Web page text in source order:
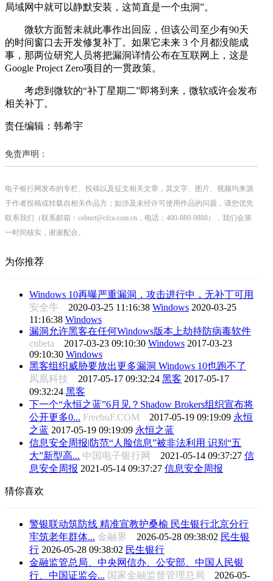
局域网中就可以静默安装，这简直是一个虫洞”。
微软方面暂未就此事作出回应，但该公司至少有90天
的时间窗口去开发修复补丁。如果它未来 3 个月都没能成
事，那两位研究人员将把漏洞详情公布在互联网上，这是
Google Project Zero项目的一贯政策。
考虑到微软的“补丁星期二”即将到来，微软或许会发布
相关补丁。
责任编辑：韩希宇
免责声明：
电子银行网发布的专栏、投稿以及征文相关文章，其文字、图片、视频均来源
于作者投稿或转载自相关作品方；如涉及未经许可使用作品的问题，请您优先
联系我们（联系邮箱：cebnet@cfca.com.cn，电话：400-880-9888），我们会第
一时间核实，谢谢配合。
为你推荐
Windows 10再曝严重漏洞，攻击进行中，无补丁可用
安全牛 2020-03-25 11:16:38 Windows 2020-03-25
11:16:38 Windows
漏洞允许黑客在任何Windows版本上劫持防病毒软件
cnbeta 2017-03-23 09:10:30 Windows 2017-03-23
09:10:30 Windows
黑客组织威胁要放出更多漏洞 Windows 10也跑不了
凤凰科技 2017-05-17 09:32:24 黑客 2017-05-17
09:32:24 黑客
下一个“永恒之蓝”6月见？Shadow Brokers组织宣布将
公开更多0... FreebuF.COM 2017-05-19 09:19:09 永恒
之蓝 2017-05-19 09:19:09 永恒之蓝
信息安全周报|防范“人脸信息”被非法利用 识别“五
大”新型高... 中国电子银行网 2021-05-14 09:37:27 信
息安全周报 2021-05-14 09:37:27 信息安全周报
猜你喜欢
警银联动筑防线 精准宣教护桑榆 民生银行北京分行
牢筑老年群体... 金融界 2026-05-28 09:38:02 民生银
行 2026-05-28 09:38:02 民生银行
金融监管总局、中央网信办、公安部、中国人民银
行、中国证监会... 国家金融监督管理总局 2026-05-